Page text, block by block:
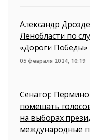
Александр
Ленобласти по
«Дороги Победы»
05 февраля 2024, 10:19
Сенатор
помешать
на выборах
международные